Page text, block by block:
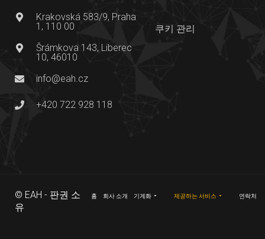
Krakovská 583/9, Praha
1, 110 00
Šrámkova 143, Liberec
10, 46010
info@eah.cz
+420 722 928 118
쿠키 관리
© EAH - 판권 소
유
홈 회사 소개 기계화 제공하는 서비스 연락처